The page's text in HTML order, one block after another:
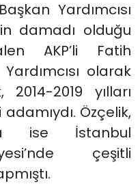
Yardımcısı
damadı olduğu
AKP’li Fatih
olarak
2019 yılları
adamıydı. Özçelik,
ise İstanbul
çeşitli